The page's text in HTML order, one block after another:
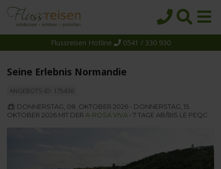
Reedereien
Flussreisen Hotline 0541 / 330 930
Seine Erlebnis Normandie
ANGEBOTS-ID: 175436
DONNERSTAG, 08. OKTOBER 2026 - DONNERSTAG, 15.
OKTOBER 2026 MIT DER A-ROSA VIVA • 7 TAGE AB/BIS LE PEQC